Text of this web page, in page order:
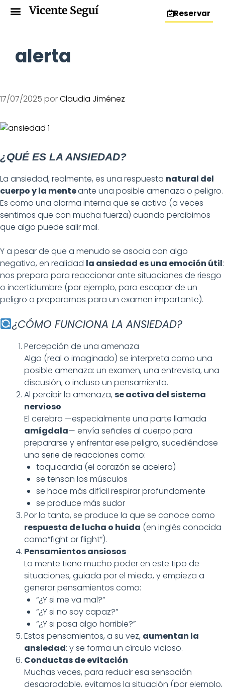
Vicente Seguí Reservar
alerta
17/07/2025 porClaudia Jiménez
¿QUÉ ES LA ANSIEDAD?
La ansiedad, realmente, es una respuesta natural del
cuerpo y la menteante una posible amenaza o peligro.
Es como una alarma interna que se activa (a veces
sentimos que con mucha fuerza) cuando percibimos
que algo puede salir mal.
Y a pesar de que a menudo se asocia con algo
negativo, en realidad la ansiedad es una emoción útil:
nos prepara para reaccionar ante situaciones de riesgo
o incertidumbre (por ejemplo, para escapar de un
peligro o prepararnos para un examen importante).
¿CÓMO FUNCIONA LA ANSIEDAD?
Percepción de una amenaza
Algo (real o imaginado) se interpreta como una
posible amenaza: un examen, una entrevista, una
discusión, o incluso un pensamiento.
Al percibir la amenaza, se activa del sistema
nervioso
El cerebro —especialmente una parte llamada
amígdala— envía señales al cuerpo para
prepararse y enfrentar ese peligro, sucediéndose
una serie de reacciones como:
taquicardia (el corazón se acelera)
se tensan los músculos
se hace más difícil respirar profundamente
se produce más sudor
Por lo tanto, se produce la que se conoce como
respuesta de lucha o huida (en inglés conocida
como“fight or flight”).
Pensamientos ansiosos
La mente tiene mucho poder en este tipo de
situaciones, guiada por el miedo, y empieza a
generar pensamientos como:
“¿Y si me va mal?”
“¿Y si no soy capaz?”
“¿Y si pasa algo horrible?”
Estos pensamientos, a su vez, aumentan la
ansiedad: y se forma un círculo vicioso.
Conductas de evitación
Muchas veces, para reducir esa sensación
desagradable, evitamos la situación (por ejemplo,